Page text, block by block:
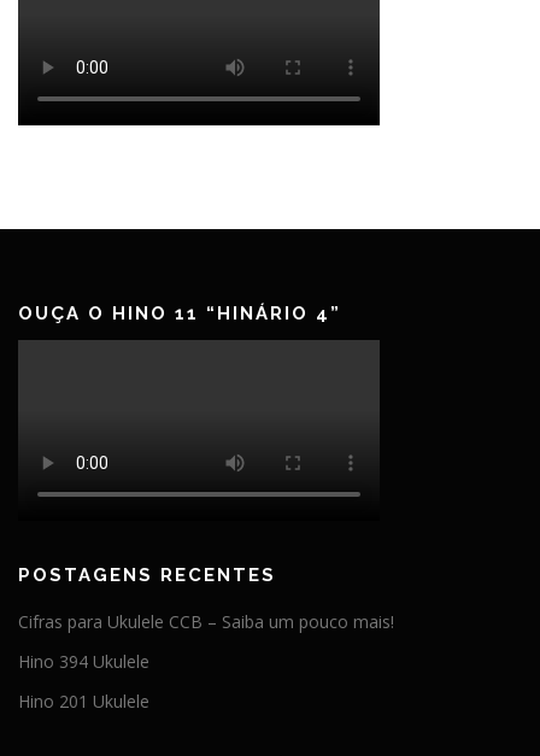
OUÇA O HINO 11 “HINÁRIO 4”
POSTAGENS RECENTES
Cifras para Ukulele CCB – Saiba um pouco mais!
Hino 394 Ukulele
Hino 201 Ukulele